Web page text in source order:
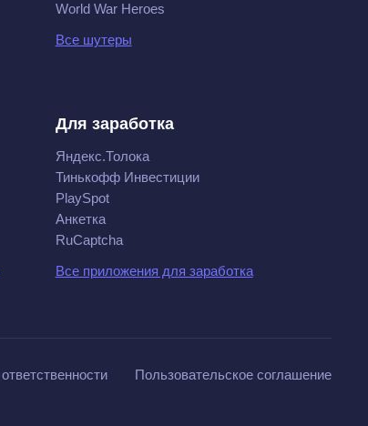
World War Heroes
Все шутеры
Для заработка
Яндекс.Толока
Тинькофф Инвестиции
PlaySpot
Анкетка
RuCaptcha
Все приложения для заработка
Пользовательское соглашение